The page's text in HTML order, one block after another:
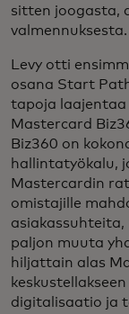
sitten joogasta,
valmennuksesta.
Levy otti
osana Start
tapoja
Mastercard
Biz360 on
hallintatyökalu,
Mastercardin
omistajille
paljon muuta
hiljattain alas
digitalisaatio ja